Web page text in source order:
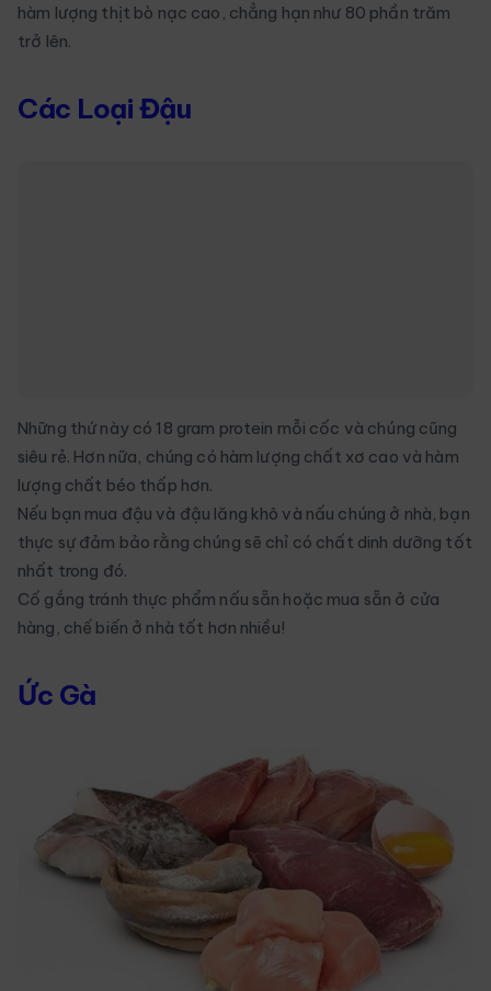
hàm lượng thịt bò nạc cao, chẳng hạn như 80 phần trăm
trở lên.
Các Loại Đậu
Những thứ này có 18 gram protein mỗi cốc và chúng cũng
siêu rẻ. Hơn nữa, chúng có hàm lượng chất xơ cao và hàm
lượng chất béo thấp hơn.
Nếu bạn mua đậu và đậu lăng khô và nấu chúng ở nhà, bạn
thực sự đảm bảo rằng chúng sẽ chỉ có chất dinh dưỡng tốt
nhất trong đó.
Cố gắng tránh thực phẩm nấu sẵn hoặc mua sẵn ở cửa
hàng, chế biến ở nhà tốt hơn nhiều!
Ức Gà